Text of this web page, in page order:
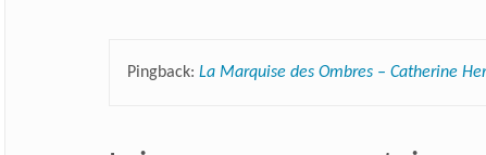
Pingback: La Marquise des Ombres – Catherine